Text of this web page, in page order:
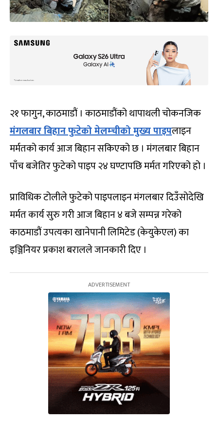
२१ फागुन, काठमाडौं । काठमाडौंको थापाथली चोकनजिक
मंगलबार बिहान फुटेको मेलम्चीको मुख्य पाइपलाइन
मर्मतको कार्य आज बिहान सकिएको छ । मंगलबार बिहान
पाँच बजेतिर फुटेको पाइप २४ घण्टापछि मर्मत गरिएको हो ।
प्राविधिक टोलीले फुटेको पाइपलाइन मंगलबार दिउँसोदेखि
मर्मत कार्य सुरु गरी आज बिहान ४ बजे सम्पन्न गरेको
काठमाडौं उपत्यका खानेपानी लिमिटेड (केयुकेएल) का
इञ्जिनियर प्रकाश बरालले जानकारी दिए ।